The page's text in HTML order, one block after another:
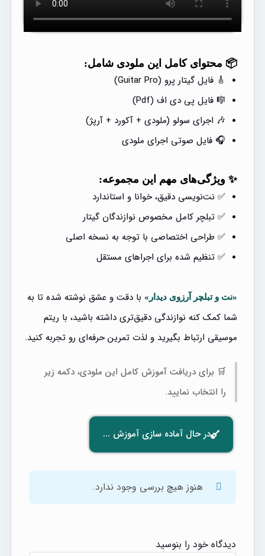
📦 محتوای کامل این ملودی شامل:
🎸 فایل گیتار پرو (Guitar Pro)
🎼 فایل پی دی اف (Pdf)
🎶 اجرای سولو (ملودی + آکورد + آرپژ)
🎧 فایل صوتی اجرای ملودی
✨ ویژگی‌های مهم این مجموعه:
✅ نت‌نویسی دقیق، خوانا و استاندارد
✅ تبلچر کامل مخصوص نوازندگان گیتار
✅ طراحی اختصاصی با توجه به نسخه اصلی
✅ تنظیم شده برای اجراهای مستقل
«نت و تبلچر آرزوی دیدار»با دقت و عشق نوشته شده تا به
شما کمک کنه نوازندگی دقیق‌تری داشته باشید، با ریتم
موسیقی ارتباط بگیرید و لذت تمرین حرفه‌ای رو تجربه کنید.
🛒 برای دریافت آموزش کامل این ملودی، دکمه زیر
را انتخاب نمایید.
در حال آماده سازی آموزش ...
هنوز هیچ بررسی وجود ندارد.
دیدگاه خود را بنوسید